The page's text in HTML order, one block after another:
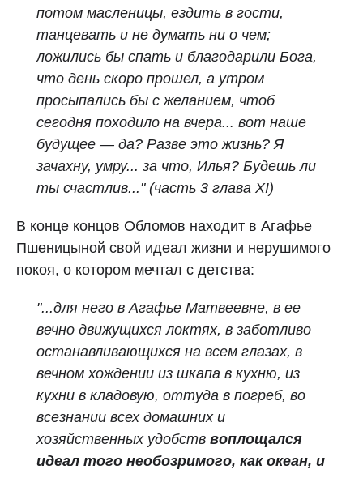
потом масленицы, ездить в гости,
танцевать и не думать ни о чем;
ложились бы спать и благодарили Бога,
что день скоро прошел, а утром
просыпались бы с желанием, чтоб
сегодня походило на вчера... вот наше
будущее — да? Разве это жизнь? Я
зачахну, умру... за что, Илья? Будешь ли
ты счастлив..." (часть 3 глава XI)
В конце концов Обломов находит в Агафье
Пшеницыной свой идеал жизни и нерушимого
покоя, о котором мечтал с детства:
"...для него в Агафье Матвеевне, в ее
вечно движущихся локтях, в заботливо
останавливающихся на всем глазах, в
вечном хождении из шкапа в кухню, из
кухни в кладовую, оттуда в погреб, во
всезнании всех домашних и
хозяйственных удобств воплощался
идеал того необозримого, как океан, и